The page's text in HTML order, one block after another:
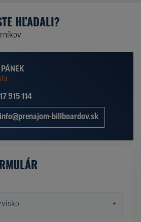
HĽADALI?
PÁNEK
915 114
info@prenajom-billboardov.sk
*